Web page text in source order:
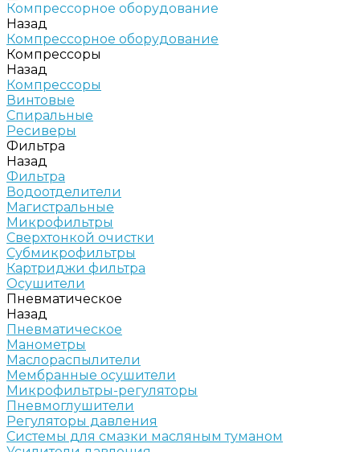
Компрессорное оборудование
Назад
Компрессорное оборудование
Компрессоры
Назад
Компрессоры
Винтовые
Спиральные
Ресиверы
Фильтра
Назад
Фильтра
Водоотделители
Магистральные
Микрофильтры
Сверхтонкой очистки
Субмикрофильтры
Картриджи фильтра
Осушители
Пневматическое
Назад
Пневматическое
Манометры
Маслораспылители
Мембранные осушители
Микрофильтры-регуляторы
Пневмоглушители
Регуляторы давления
Системы для смазки масляным туманом